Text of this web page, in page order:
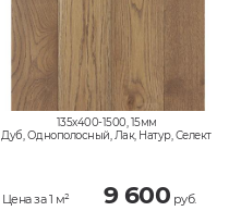
135x400-1500, 15мм
Дуб, Однополосный, Лак, Натур, Селект
Цена за 1 м² 9 600 руб.